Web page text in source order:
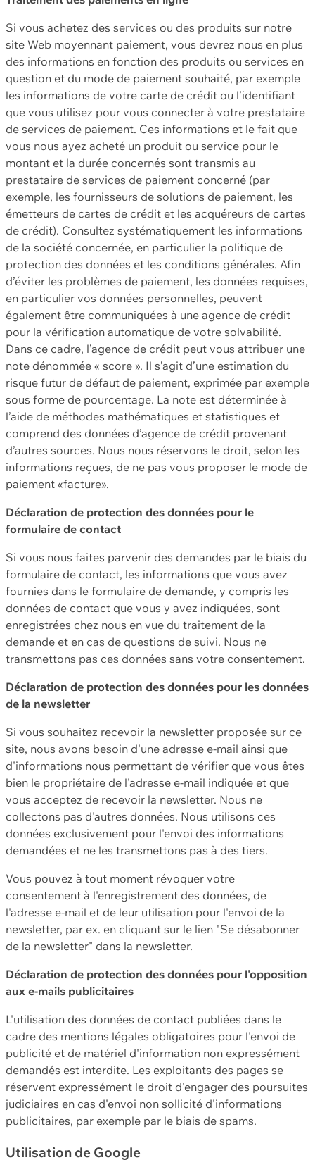
Si vous achetez des services ou des produits sur notre
site Web moyennant paiement, vous devrez nous en plus
des informations en fonction des produits ou services en
question et du mode de paiement souhaité, par exemple
les informations de votre carte de crédit ou l’identifiant
que vous utilisez pour vous connecter à votre prestataire
de services de paiement. Ces informations et le fait que
vous nous ayez acheté un produit ou service pour le
montant et la durée concernés sont transmis au
prestataire de services de paiement concerné (par
exemple, les fournisseurs de solutions de paiement, les
émetteurs de cartes de crédit et les acquéreurs de cartes
de crédit). Consultez systématiquement les informations
de la société concernée, en particulier la politique de
protection des données et les conditions générales. Afin
d’éviter les problèmes de paiement, les données requises,
en particulier vos données personnelles, peuvent
également être communiquées à une agence de crédit
pour la vérification automatique de votre solvabilité.
Dans ce cadre, l’agence de crédit peut vous attribuer une
note dénommée « score ». Il s’agit d’une estimation du
risque futur de défaut de paiement, exprimée par exemple
sous forme de pourcentage. La note est déterminée à
l’aide de méthodes mathématiques et statistiques et
comprend des données d’agence de crédit provenant
d’autres sources. Nous nous réservons le droit, selon les
informations reçues, de ne pas vous proposer le mode de
paiement «facture».
Déclaration de protection des données pour le
formulaire de contact
Si vous nous faites parvenir des demandes par le biais du
formulaire de contact, les informations que vous avez
fournies dans le formulaire de demande, y compris les
données de contact que vous y avez indiquées, sont
enregistrées chez nous en vue du traitement de la
demande et en cas de questions de suivi. Nous ne
transmettons pas ces données sans votre consentement.
Déclaration de protection des données pour les données
de la newsletter
Si vous souhaitez recevoir la newsletter proposée sur ce
site, nous avons besoin d'une adresse e-mail ainsi que
d'informations nous permettant de vérifier que vous êtes
bien le propriétaire de l'adresse e-mail indiquée et que
vous acceptez de recevoir la newsletter. Nous ne
collectons pas d'autres données. Nous utilisons ces
données exclusivement pour l'envoi des informations
demandées et ne les transmettons pas à des tiers.
Vous pouvez à tout moment révoquer votre
consentement à l'enregistrement des données, de
l'adresse e-mail et de leur utilisation pour l'envoi de la
newsletter, par ex. en cliquant sur le lien "Se désabonner
de la newsletter" dans la newsletter.
Déclaration de protection des données pour l'opposition
aux e-mails publicitaires
L'utilisation des données de contact publiées dans le
cadre des mentions légales obligatoires pour l'envoi de
publicité et de matériel d'information non expressément
demandés est interdite. Les exploitants des pages se
réservent expressément le droit d'engager des poursuites
judiciaires en cas d'envoi non sollicité d'informations
publicitaires, par exemple par le biais de spams.
Utilisation de Google